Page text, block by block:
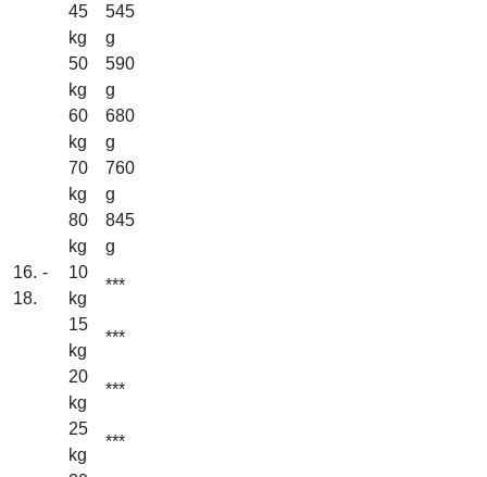
45
kg
545
g
50
kg
590
g
60
kg
680
g
70
kg
760
g
80
kg
845
g
16. -
18.
10
kg
***
15
kg
***
20
kg
***
25
kg
***